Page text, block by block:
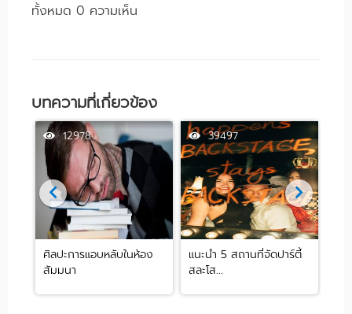
ทั้งหมด 0 ความเห็น
บทความที่เกี่ยวข้อง
12978
ศิลปะการแอบหลับในห้อง
สัมมนา
39497
แนะนำ 5 สถานที่จัดปาร์ตี้
สละโส...